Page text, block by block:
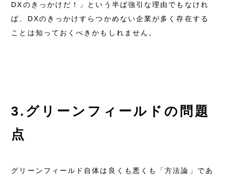
DXのきっかけだ！」という半ば強引な理由でもなけれ
ば、DXのきっかけすらつかめない企業が多く存在する
ことは知っておくべきかもしれません。
3.グリーンフィールドの問題
点
グリーンフィールド自体は良くも悪くも「方法論」であ